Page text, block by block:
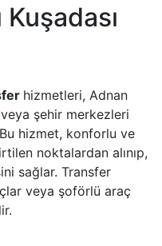
hizmetleri, Adnan
şehir merkezleri
Bu hizmet, konforlu ve
noktalardan alınıp,
sağlar. Transfer
veya şoförlü araç